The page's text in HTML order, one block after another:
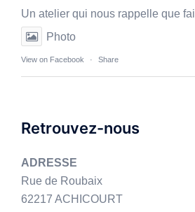
Un atelier qui nous rappelle que fai
Photo
View on Facebook · Share
Retrouvez-nous
ADRESSE
Rue de Roubaix
62217 ACHICOURT